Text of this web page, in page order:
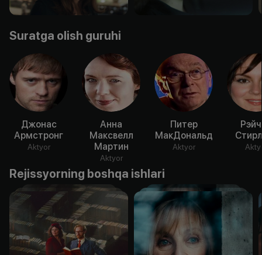
Suratga olish guruhi
Джонас
Армстронг
Aktyor
Анна
Максвелл
Мартин
Aktyor
Питер
МакДональд
Aktyor
Rejissyorning boshqa ishlari